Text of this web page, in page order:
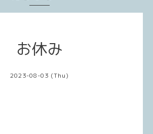
お休み
2023-08-03 (Thu)